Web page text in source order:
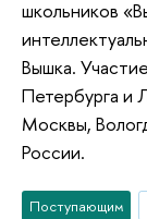
школьников
Вышка.
Петербурга и
Москвы,
России.
Поступающим